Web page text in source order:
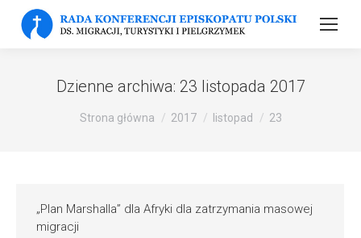
Dzienne archiwa: 23 listopada 2017
Strona główna 2017 listopad 23
„Plan Marshalla” dla Afryki dla zatrzymania masowej
migracji